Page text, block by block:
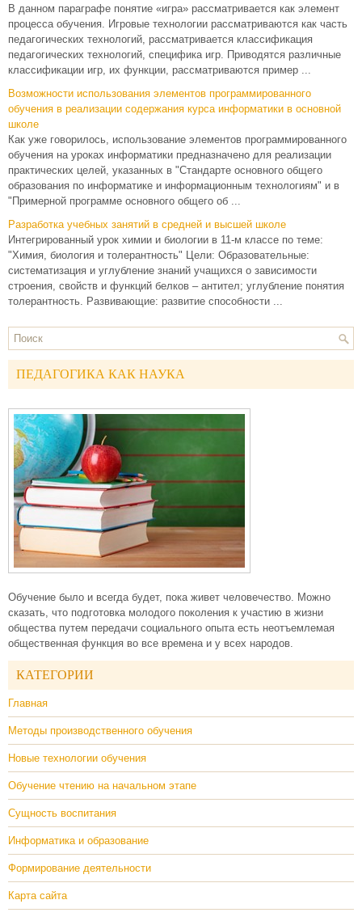
В данном параграфе понятие «игра» рассматривается как элемент
процесса обучения. Игровые технологии рассматриваются как часть
педагогических технологий, рассматривается классификация
педагогических технологий, специфика игр. Приводятся различные
классификации игр, их функции, рассматриваются пример ...
Возможности использования элементов программированного
обучения в реализации содержания курса информатики в основной
школе
Как уже говорилось, использование элементов программированного
обучения на уроках информатики предназначено для реализации
практических целей, указанных в "Стандарте основного общего
образования по информатике и информационным технологиям" и в
"Примерной программе основного общего об ...
Разработка учебных занятий в средней и высшей школе
Интегрированный урок химии и биологии в 11-м классе по теме:
"Химия, биология и толерантность" Цели: Образовательные:
систематизация и углубление знаний учащихся о зависимости
строения, свойств и функций белков – антител; углубление понятия
толерантность. Развивающие: развитие способности ...
ПЕДАГОГИКА КАК НАУКА
Обучение было и всегда будет, пока живет человечество. Можно
сказать, что подготовка молодого поколения к участию в жизни
общества путем передачи социального опыта есть неотъемлемая
общественная функция во все времена и у всех народов.
КАТЕГОРИИ
Главная
Методы производственного обучения
Новые технологии обучения
Обучение чтению на начальном этапе
Сущность воспитания
Информатика и образование
Формирование деятельности
Карта сайта